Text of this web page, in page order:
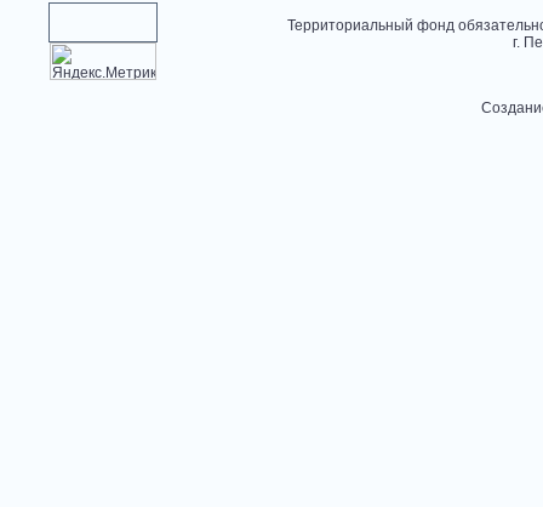
Территориальный фонд
г.